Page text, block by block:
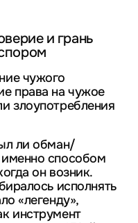
и грань
чужого
права на чужое
злоупотребления
ли обман/
способом
он возник.
исполнять
«легенду»,
инструмент